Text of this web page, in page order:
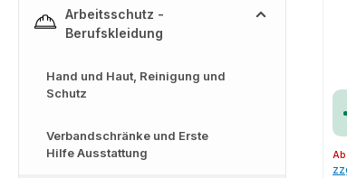
Arbeitsschutz -
Berufskleidung
Hand und Haut, Reinigung und
Schutz
Verbandschränke und Erste
Hilfe Ausstattung
Ab